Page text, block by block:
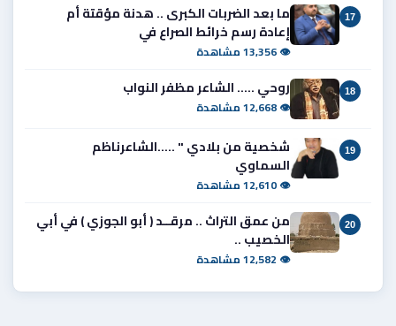
17
ما بعد الضربات الكبرى .. هدنة مؤقتة أم
إعادة رسم خرائط الصراع في
👁 13,356 مشاهدة
18 روحي ..... الشاعر مظفر النواب
👁 12,668 مشاهدة
19
شخصية من بلادي " .....الشاعرناظم
السماوي
👁 12,610 مشاهدة
20
من عمق التراث .. مرقــد ( أبو الجوزي ) في أبي
الخصيب ..
👁 12,582 مشاهدة